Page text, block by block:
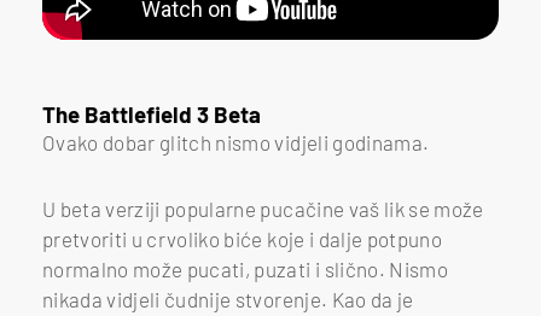
The Battlefield 3 Beta
Ovako dobar glitch nismo vidjeli godinama.
U beta verziji popularne pucačine vaš lik se može
pretvoriti u crvoliko biće koje i dalje potpuno
normalno može pucati, puzati i slično. Nismo
nikada vidjeli čudnije stvorenje. Kao da je